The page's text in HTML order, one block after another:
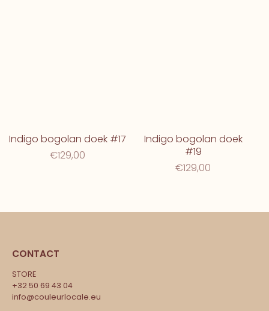
Indigo bogolan doek #17
€129,00
Indigo bogolan doek
#19
€129,00
CONTACT
STORE
+32 50 69 43 04
info@couleurlocale.eu